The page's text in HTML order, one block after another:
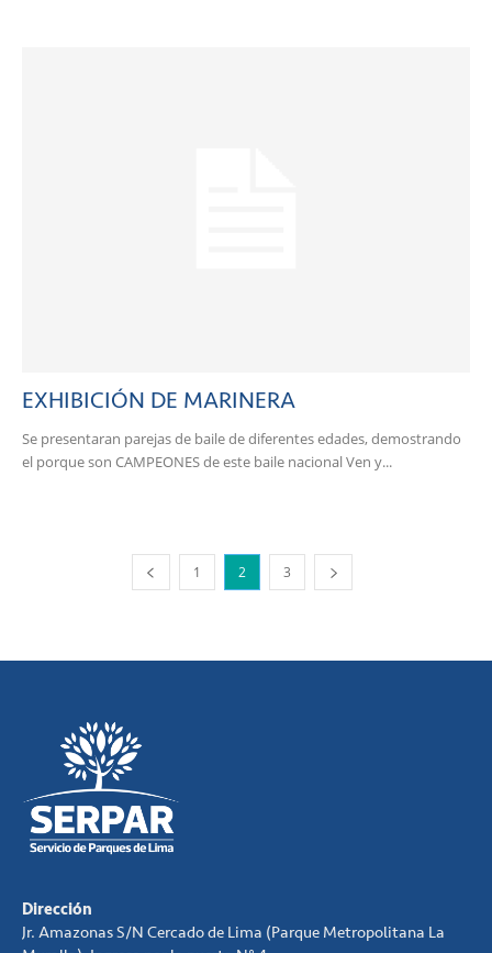
EXHIBICIÓN DE MARINERA
Se presentaran parejas de baile de diferentes edades, demostrando
el porque son CAMPEONES de este baile nacional Ven y...
1 2 3
Dirección
Jr. Amazonas S/N Cercado de Lima (Parque Metropolitana La